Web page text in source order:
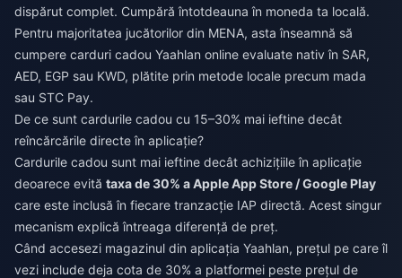
dispărut complet. Cumpără întotdeauna în moneda ta locală.
Pentru majoritatea jucătorilor din MENA, asta înseamnă să
cumpere carduri cadou Yaahlan online evaluate nativ în SAR,
AED, EGP sau KWD, plătite prin metode locale precum mada
sau STC Pay.
De ce sunt cardurile cadou cu 15–30% mai ieftine decât
reîncărcările directe în aplicație?
Cardurile cadou sunt mai ieftine decât achizițiile în aplicație
deoarece evită taxa de 30% a Apple App Store / Google Play
care este inclusă în fiecare tranzacție IAP directă. Acest singur
mecanism explică întreaga diferență de preț.
Când accesezi magazinul din aplicația Yaahlan, prețul pe care îl
vezi include deja cota de 30% a platformei peste prețul de